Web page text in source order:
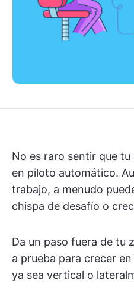
No es raro sentir que
en piloto automático.
trabajo, a menudo
chispa de desafío o
Da un paso fuera de tu
a prueba para crecer
ya sea vertical o